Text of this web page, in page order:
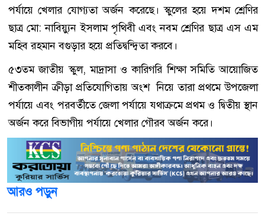
পর্যায়ে খেলার যোগ্যতা অর্জন করেছে। স্কুলের হয়ে দশম শ্রেণির
ছাত্র মো: নাবিয়্যুন ইসলাম পৃথিবী এবং নবম শ্রেণির ছাত্র এস এম
মহিব রহমান বগুড়ার হয়ে প্রতিদ্বন্দ্বিতা করবে।
৫৩তম জাতীয় স্কুল, মাদ্রাসা ও কারিগরি শিক্ষা সমিতি আয়োজিত
শীতকালীন ক্রীড়া প্রতিযোগিতায় অংশ নিয়ে তারা প্রথমে উপজেলা
পর্যায়ে এবং পরবর্তীতে জেলা পর্যায়ে যথাক্রমে প্রথম ও দ্বিতীয় স্থান
অর্জন করে বিভাগীয় পর্যায়ে খেলার গৌরব অর্জন করে।
আরও পড়ুন